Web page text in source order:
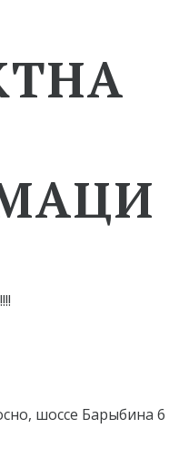
, шоссе Барыбина 6